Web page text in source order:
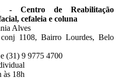
- Centro de Reabilitação
cefaleia e coluna
Alves
1108, Bairro Lourdes, Belo
(31) 9 9775 4700
às 18h